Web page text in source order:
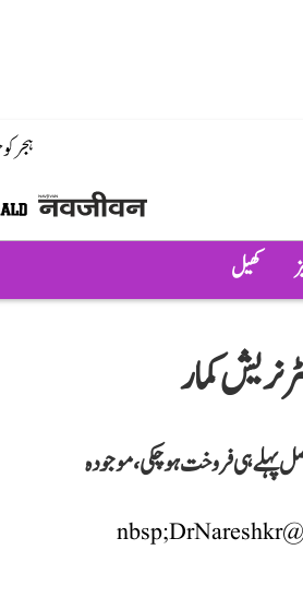
ہجر
کھیل
نریش کمار
خریداری میں تاخیر پر دہلی حکومت کو نشانہ بنایا اور کہا کہ 85 فیصد فصل پہلے ہی فروخت ہو چکی، موجودہ